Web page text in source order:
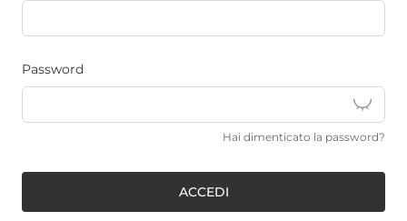
Password
Hai dimenticato la password?
ACCEDI